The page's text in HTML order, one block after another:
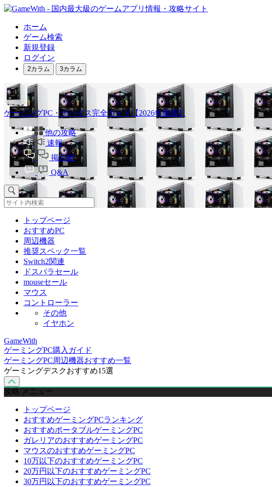
ホーム
ゲーム検索
新規登録
ログイン
2カラム 3カラム
ゲーミングPC・デバイス完全ガイド【2026年最新】
他の攻略
速報
掲示板
Q&A
トップページ
おすすめPC
周辺機器
推奨スペック一覧
Switch2関連
ドスパラセール
mouseセール
マウス
コントローラー
その他
イヤホン
GameWith
ゲーミングPC購入ガイド
ゲーミングPC周辺機器おすすめ一覧
ゲーミングデスクおすすめ15選
攻略 メニュー
トップページ
おすすめゲーミングPCランキング
おすすめポータブルゲーミングPC
ガレリアのおすすめゲーミングPC
マウスのおすすめゲーミングPC
10万以下のおすすめゲーミングPC
20万円以下のおすすめゲーミングPC
30万円以下のおすすめゲーミングPC